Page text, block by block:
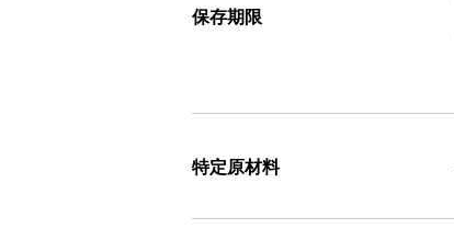
保存期限
特定原材料